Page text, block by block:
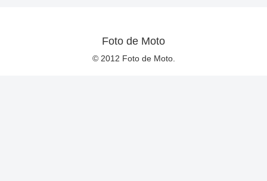
Foto de Moto
© 2012 Foto de Moto.